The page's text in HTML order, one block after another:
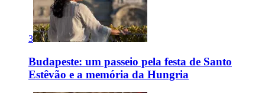
3
Budapeste: um passeio pela festa de Santo
Estêvão e a memória da Hungria